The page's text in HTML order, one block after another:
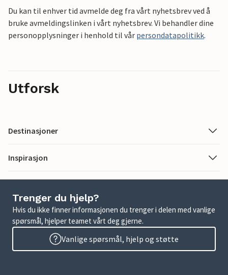
Du kan til enhver tid avmelde deg fra vårt nyhetsbrev ved å
bruke avmeldingslinken i vårt nyhetsbrev. Vi behandler dine
personopplysninger i henhold til vår persondatapolitikk.
Utforsk
Destinasjoner
Inspirasjon
Trenger du hjelp?
Hvis du ikke finner informasjonen du trenger i delen med vanlige
spørsmål, hjelper teamet vårt deg gjerne.
Vanlige spørsmål, hjelp og støtte